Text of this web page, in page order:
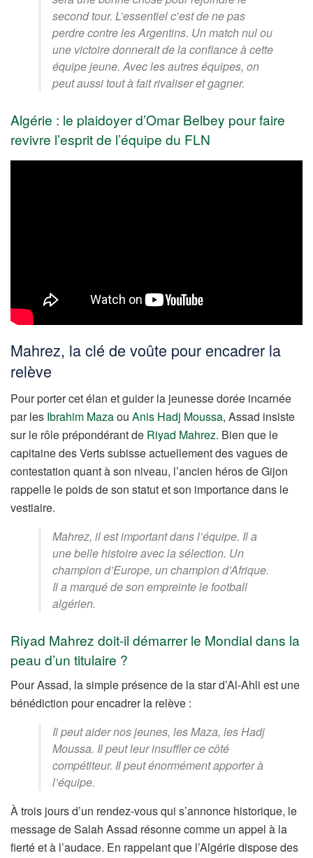
second tour. L’essentiel c’est de ne pas
perdre contre les Argentins. Un match nul ou
une victoire donnerait de la confiance à cette
équipe jeune. Avec les autres équipes, on
peut aussi tout à fait rivaliser et gagner.
Algérie : le plaidoyer d’Omar Belbey pour faire
revivre l’esprit de l’équipe du FLN
Mahrez, la clé de voûte pour encadrer la
relève
Pour porter cet élan et guider la jeunesse dorée incarnée
par les Ibrahim Mazaou Anis Hadj Moussa, Assad insiste
sur le rôle prépondérant de Riyad Mahrez. Bien que le
capitaine des Verts subisse actuellement des vagues de
contestation quant à son niveau, l’ancien héros de Gijon
rappelle le poids de son statut et son importance dans le
vestiaire.
Mahrez, il est important dans l’équipe. Il a
une belle histoire avec la sélection. Un
champion d’Europe, un champion d’Afrique.
Il a marqué de son empreinte le football
algérien.
Riyad Mahrez doit-il démarrer le Mondial dans la
peau d’un titulaire ?
Pour Assad, la simple présence de la star d’Al-Ahli est une
bénédiction pour encadrer la relève :
Il peut aider nos jeunes, les Maza, les Hadj
Moussa. Il peut leur insuffler ce côté
compétiteur. Il peut énormément apporter à
l’équipe.
À trois jours d’un rendez-vous qui s’annonce historique, le
message de Salah Assad résonne comme un appel à la
fierté et à l’audace. En rappelant que l’Algérie dispose des